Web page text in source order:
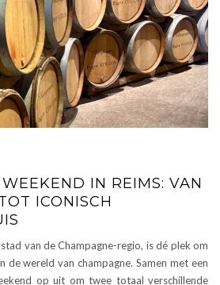
IN REIMS: VAN
ICONISCH
van de Champagne-regio, is dé plek om
de wereld van champagne. Samen met een
op uit om twee totaal verschillende